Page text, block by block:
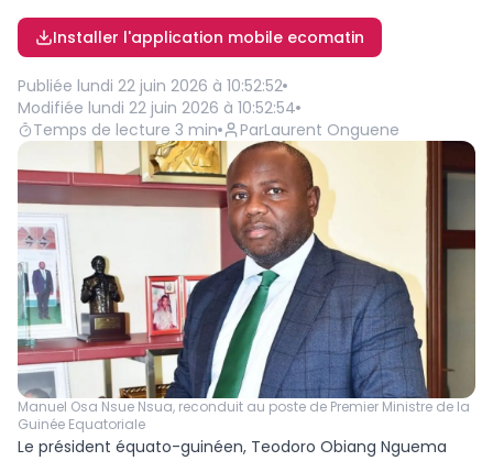
Installer l'application mobile ecomatin
Publiée lundi 22 juin 2026 à 10:52:52
Modifiée lundi 22 juin 2026 à 10:52:54
Temps de lecture 3 min ParLaurent Onguene
Manuel Osa Nsue Nsua, reconduit au poste de Premier Ministre de la
Guinée Equatoriale
Le président équato-guinéen, Teodoro Obiang Nguema